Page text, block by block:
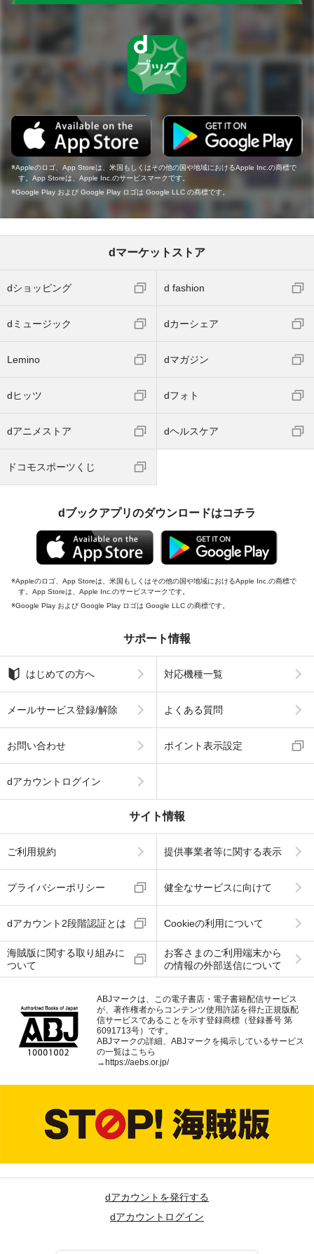
Appleのロゴ、App Storeは、米国もしくはその他の国や地域におけるApple Inc.の商標で
す。App Storeは、Apple Inc.のサービスマークです。
Google Play および Google Play ロゴは Google LLC の商標です。
dマーケットストア
dショッピング d fashion
dミュージック dカーシェア
Lemino dマガジン
dヒッツ dフォト
dアニメストア dヘルスケア
ドコモスポーツくじ
dブックアプリのダウンロードはコチラ
Appleのロゴ、App Storeは、米国もしくはその他の国や地域におけるApple Inc.の商標で
す。App Storeは、Apple Inc.のサービスマークです。
Google Play および Google Play ロゴは Google LLC の商標です。
サポート情報
はじめての方へ 対応機種一覧
メールサービス登録/解除 よくある質問
お問い合わせ ポイント表示設定
dアカウントログイン
サイト情報
ご利用規約 提供事業者等に関する表示
プライバシーポリシー 健全なサービスに向けて
dアカウント2段階認証とは Cookieの利用について
海賊版に関する取り組みに
ついて
お客さまのご利用端末から
の情報の外部送信について
ABJマークは、この電子書店・電子書籍配信サービス
が、著作権者からコンテンツ使用許諾を得た正規版配
信サービスであることを示す登録商標（登録番号 第
6091713号）です。
ABJマークの詳細、ABJマークを掲示しているサービス
の一覧はこちら
→ https://aebs.or.jp/
dアカウントを発行する
dアカウントログイン